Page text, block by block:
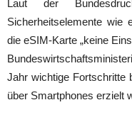
Laut der
Sicherheitselemente wie
die eSIM-Karte „keine
Jahr wichtige Fortschritte
über Smartphones erzielt